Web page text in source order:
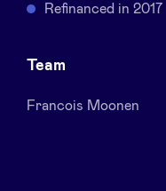
Privacy Policy
BeAngels x PMV
Refinanced in 2017
Team
Francois Moonen